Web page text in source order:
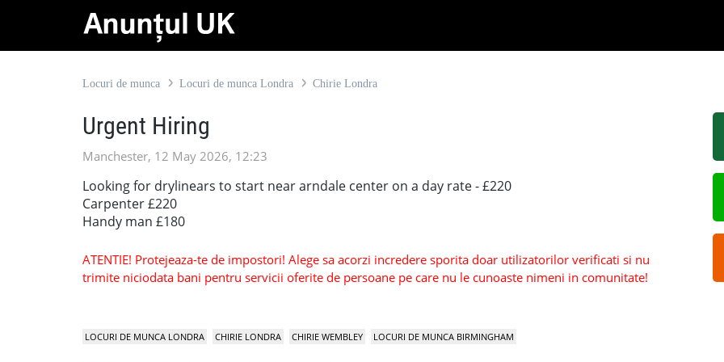
Locuri de munca Locuri de munca Londra Chirie Londra
Urgent Hiring
Manchester, 12 May 2026, 12:23
Looking for drylinears to start near arndale center on a day rate - £220
Carpenter £220
Handy man £180
ATENTIE! Protejeaza-te de impostori! Alege sa acorzi incredere sporita doar utilizatorilor verificati si nu
trimite niciodata bani pentru servicii oferite de persoane pe care nu le cunoaste nimeni in comunitate!
LOCURI DE MUNCA LONDRA CHIRIE LONDRA CHIRIE WEMBLEY LOCURI DE MUNCA BIRMINGHAM